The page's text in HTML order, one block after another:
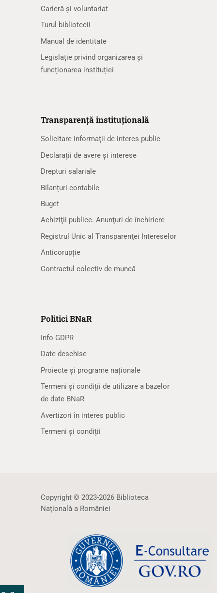
Carieră și voluntariat
Turul bibliotecii
Manual de identitate
Legislație privind organizarea și
funcționarea instituției
Transparență instituțională
Solicitare informaţii de interes public
Declarații de avere și interese
Drepturi salariale
Bilanțuri contabile
Buget
Achiziţii publice. Anunţuri de închiriere
Registrul Unic al Transparenţei Intereselor
Anticorupție
Contractul colectiv de muncă
Politici BNaR
Info GDPR
Date deschise
Proiecte și programe naționale
Termeni și condiții de utilizare a bazelor
de date BNaR
Avertizori în interes public
Termeni și condiții
Copyright © 2023-2026 Biblioteca
Naţională a României